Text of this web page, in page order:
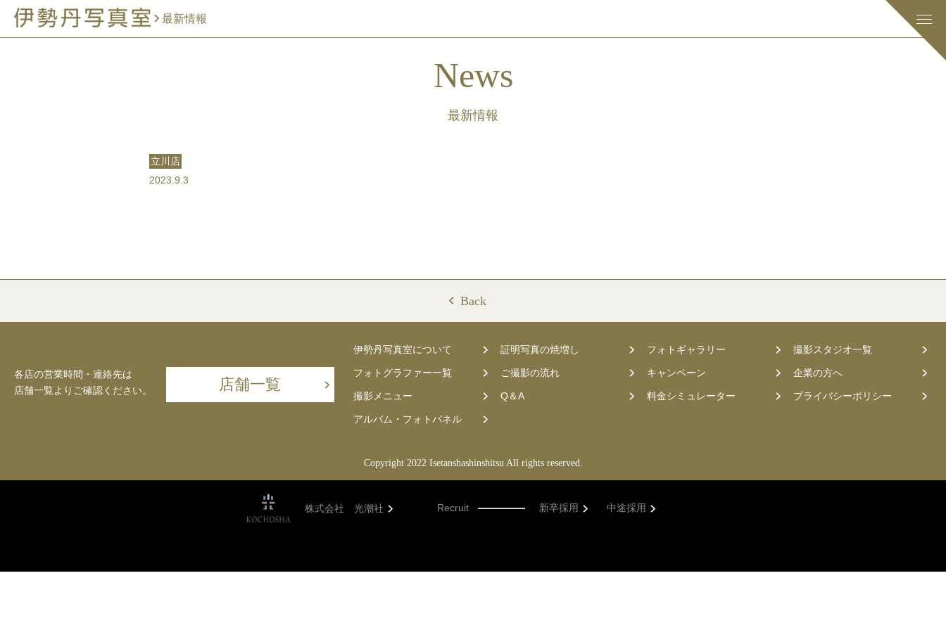
最新情報
News
最新情報
立川店
2023.9.3
Back
各店の営業時間・連絡先は
店舗一覧よりご確認ください。
店舗一覧
伊勢丹写真室について 証明写真の焼増し フォトギャラリー 撮影スタジオ一覧
フォトグラファー一覧 ご撮影の流れ キャンペーン 企業の方へ
撮影メニュー Q＆A 料金シミュレーター プライバシーポリシー
アルバム・フォトパネル
Copyright 2022 Isetanshashinshitsu All rights reserved.
株式会社 光潮社 Recruit 新卒採用 中途採用